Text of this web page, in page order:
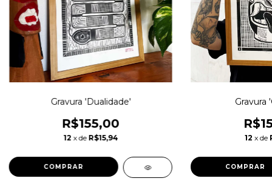
Gravura 'Dualidade'
R$155,00
12 x de R$15,94
COMPRAR
Gravura
12 x de
COMPRAR